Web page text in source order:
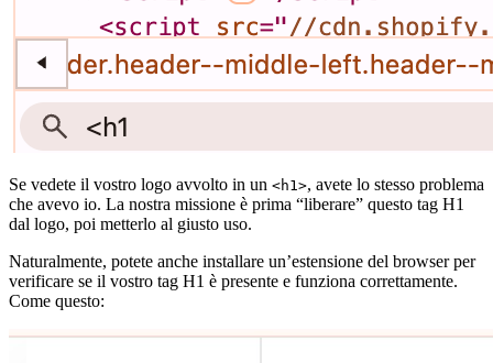
Se vedete il vostro logo avvolto in un <h1>, avete lo stesso problema
che avevo io. La nostra missione è prima “liberare” questo tag H1
dal logo, poi metterlo al giusto uso.
Naturalmente, potete anche installare un’estensione del browser per
verificare se il vostro tag H1 è presente e funziona correttamente.
Come questo: